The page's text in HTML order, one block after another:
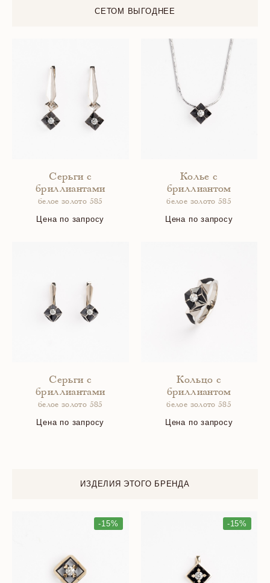
СЕТОМ ВЫГОДНЕЕ
Серьги с
бриллиантами
белое золото 585
Цена по запросу
Колье с
бриллиантом
белое золото 585
Цена по запросу
Серьги с
бриллиантами
белое золото 585
Цена по запросу
Кольцо с
бриллиантом
белое золото 585
Цена по запросу
ИЗДЕЛИЯ ЭТОГО БРЕНДА
-15% -15%